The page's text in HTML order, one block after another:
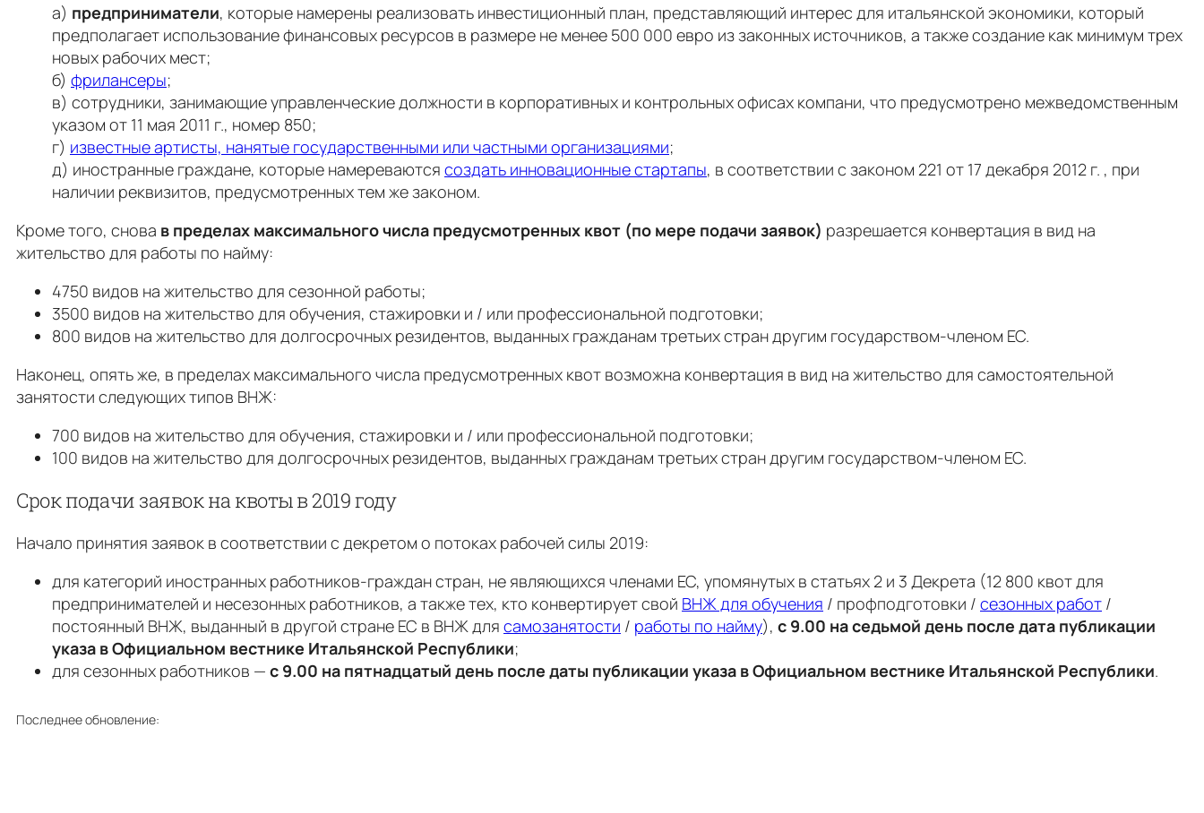
а) предприниматели, которые намерены реализовать инвестиционный план, представляющий интерес для итальянской экономики, который
предполагает использование финансовых ресурсов в размере не менее 500 000 евро из законных источников, а также создание как минимум трех
новых рабочих мест;
б) фрилансеры;
в) сотрудники, занимающие управленческие должности в корпоративных и контрольных офисах компани, что предусмотрено межведомственным
указом от 11 мая 2011 г., номер 850;
г) известные артисты, нанятые государственными или частными организациями;
д) иностранные граждане, которые намереваются создать инновационные стартапы, в соответствии с законом 221 от 17 декабря 2012 г. , при
наличии реквизитов, предусмотренных тем же законом.
Кроме того, снова в пределах максимального числа предусмотренных квот (по мере подачи заявок) разрешается конвертация в вид на
жительство для работы по найму:
4750 видов на жительство для сезонной работы;
3500 видов на жительство для обучения, стажировки и / или профессиональной подготовки;
800 видов на жительство для долгосрочных резидентов, выданных гражданам третьих стран другим государством-членом ЕС.
Наконец, опять же, в пределах максимального числа предусмотренных квот возможна конвертация в вид на жительство для самостоятельной
занятости следующих типов ВНЖ:
700 видов на жительство для обучения, стажировки и / или профессиональной подготовки;
100 видов на жительство для долгосрочных резидентов, выданных гражданам третьих стран другим государством-членом ЕС.
Срок подачи заявок на квоты в 2019 году
Начало принятия заявок в соответствии с декретом о потоках рабочей силы 2019:
для категорий иностранных работников-граждан стран, не являющихся членами ЕС, упомянутых в статьях 2 и 3 Декрета (12 800 квот для
предпринимателей и несезонных работников, а также тех, кто конвертирует свой ВНЖ для обучения / профподготовки / сезонных работ /
постоянный ВНЖ, выданный в другой стране ЕС в ВНЖ для самозанятости / работы по найму), с 9.00 на седьмой день после дата публикации
указа в Официальном вестнике Итальянской Республики;
для сезонных работников — с 9.00 на пятнадцатый день после даты публикации указа в Официальном вестнике Итальянской Республики.
Последнее обновление: